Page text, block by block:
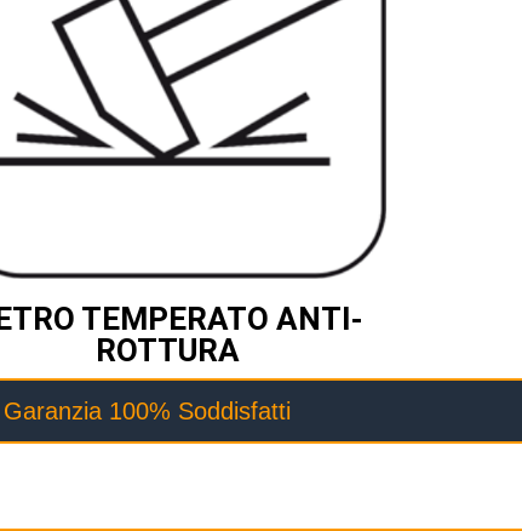
TEMPERATO ANTI-
ROTTURA
Garanzia 100% Soddisfatti